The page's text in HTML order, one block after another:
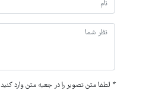
* لطفا متن تصویر را در جعبه متن وارد کنید